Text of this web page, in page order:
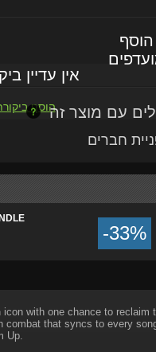
אין עדיין
הוסף
הוסף
חברים
-33%
icon with one chance to reclaim
that syncs to every
Up.